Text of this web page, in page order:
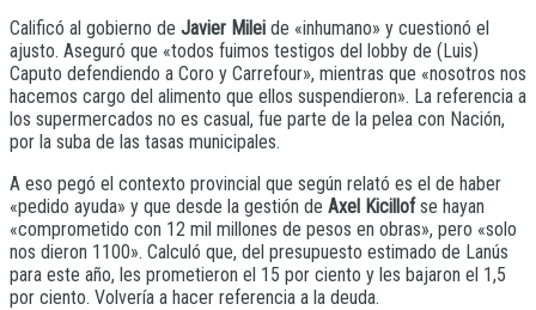
Calificó al gobierno de Javier Milei de «inhumano» y cuestionó el
ajusto. Aseguró que «todos fuimos testigos del lobby de (Luis)
Caputo defendiendo a Coro y Carrefour», mientras que «nosotros nos
hacemos cargo del alimento que ellos suspendieron». La referencia a
los supermercados no es casual, fue parte de la pelea con Nación,
por la suba de las tasas municipales.
A eso pegó el contexto provincial que según relató es el de haber
«pedido ayuda» y que desde la gestión de Axel Kicillofse hayan
«comprometido con 12 mil millones de pesos en obras», pero «solo
nos dieron 1100». Calculó que, del presupuesto estimado de Lanús
para este año, les prometieron el 15 por ciento y les bajaron el 1,5
por ciento. Volvería a hacer referencia a la deuda.